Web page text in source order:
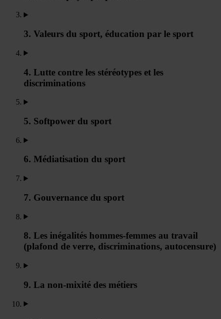
3. Valeurs du sport, éducation par le sport
4. Lutte contre les stéréotypes et les
discriminations
5. Softpower du sport
6. Médiatisation du sport
7. Gouvernance du sport
8. Les inégalités hommes-femmes au travail
(plafond de verre, discriminations, autocensure)
9. La non-mixité des métiers